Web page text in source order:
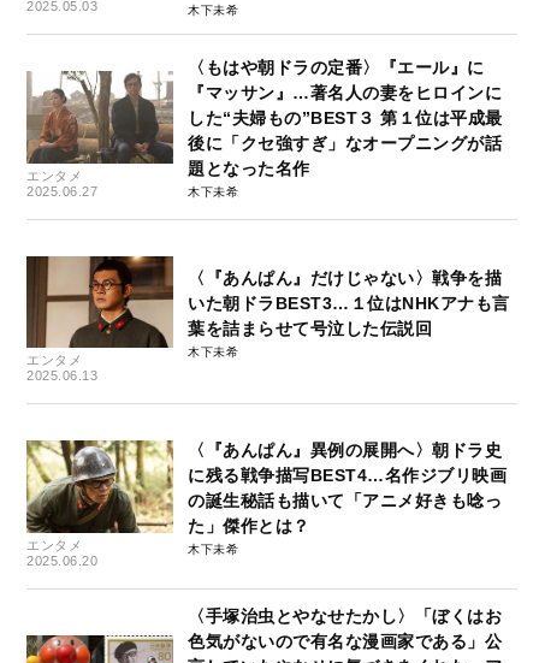
2025.05.03
木下未希
エンタメ
2025.06.27
〈もはや朝ドラの定番〉『エール』に
『マッサン』…著名人の妻をヒロインに
した“夫婦もの”BEST３ 第１位は平成最
後に「クセ強すぎ」なオープニングが話
題となった名作
木下未希
エンタメ
2025.06.13
〈『あんぱん』だけじゃない〉戦争を描
いた朝ドラBEST3…１位はNHKアナも言
葉を詰まらせて号泣した伝説回
木下未希
エンタメ
2025.06.20
〈『あんぱん』異例の展開へ〉朝ドラ史
に残る戦争描写BEST4…名作ジブリ映画
の誕生秘話も描いて「アニメ好きも唸っ
た」傑作とは？
木下未希
〈手塚治虫とやなせたかし〉「ぼくはお
色気がないので有名な漫画家である」公